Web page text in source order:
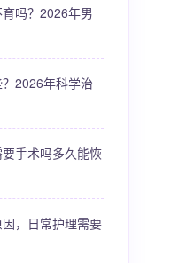
吗？2026年男
2026年科学治
手术吗多久能恢
，日常护理需要